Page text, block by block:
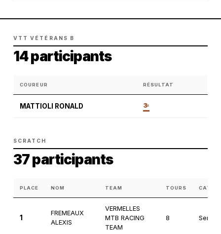
VTT VÉTÉRANS B
14 participants
COUREUR RÉSULTAT
MATTIOLI RONALD 3E
SCRATCH
37 participants
PLACE NOM TEAM TOURS
1
FREMEAUX
ALEXIS
VERMELLES
MTB RACING
TEAM
8